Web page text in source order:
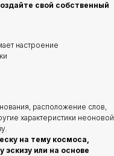
свой собственный
настроение
расположение слов,
характеристики неоновой
на тему космоса,
эскизу или на основе